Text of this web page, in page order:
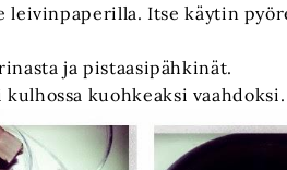
leivinpaperilla. Itse käytin
ja pistaasipähkinät.
kuohkeaksi vaahdoksi.